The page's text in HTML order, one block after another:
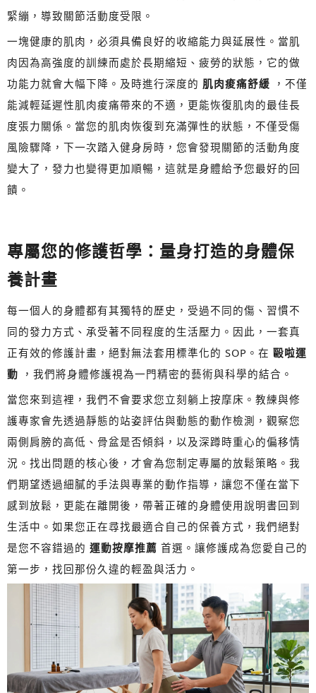
緊繃，導致關節活動度受限。
一塊健康的肌肉，必須具備良好的收縮能力與延展性。當肌
肉因為高強度的訓練而處於長期縮短、疲勞的狀態，它的做
功能力就會大幅下降。及時進行深度的 肌肉痠痛舒緩 ，不僅
能減輕延遲性肌肉痠痛帶來的不適，更能恢復肌肉的最佳長
度張力關係。當您的肌肉恢復到充滿彈性的狀態，不僅受傷
風險驟降，下一次踏入健身房時，您會發現關節的活動角度
變大了，發力也變得更加順暢，這就是身體給予您最好的回
饋。
專屬您的修護哲學：量身打造的身體保
養計畫
每一個人的身體都有其獨特的歷史，受過不同的傷、習慣不
同的發力方式、承受著不同程度的生活壓力。因此，一套真
正有效的修護計畫，絕對無法套用標準化的 SOP。在 毆啦運
動 ，我們將身體修護視為一門精密的藝術與科學的結合。
當您來到這裡，我們不會要求您立刻躺上按摩床。教練與修
護專家會先透過靜態的站姿評估與動態的動作檢測，觀察您
兩側肩膀的高低、骨盆是否傾斜，以及深蹲時重心的偏移情
況。找出問題的核心後，才會為您制定專屬的放鬆策略。我
們期望透過細膩的手法與專業的動作指導，讓您不僅在當下
感到放鬆，更能在離開後，帶著正確的身體使用說明書回到
生活中。如果您正在尋找最適合自己的保養方式，我們絕對
是您不容錯過的 運動按摩推薦 首選。讓修護成為您愛自己的
第一步，找回那份久違的輕盈與活力。